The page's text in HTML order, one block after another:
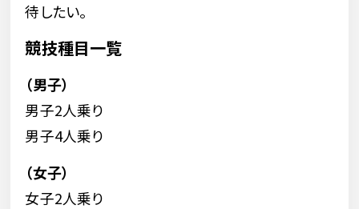
待したい。
競技種目一覧
（男子）
男子2人乗り
男子4人乗り
（女子）
女子2人乗り